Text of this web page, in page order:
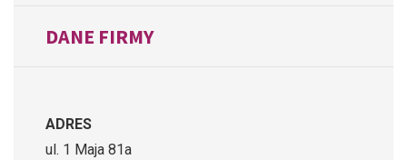
DANE FIRMY
ADRES
ul. 1 Maja 81a